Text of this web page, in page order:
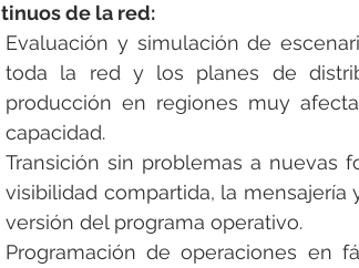
de la red:
Evaluación y simulación de
toda la red y los planes de
producción en regiones muy
capacidad.
Transición sin problemas a nuevas
visibilidad compartida, la
versión del programa operativo.
Programación de operaciones en